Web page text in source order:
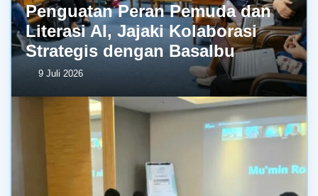
Penguatan Peran Pemuda dan
Literasi AI, Jajaki Kolaborasi
Strategis dengan BasaIbu
9 Juli 2026